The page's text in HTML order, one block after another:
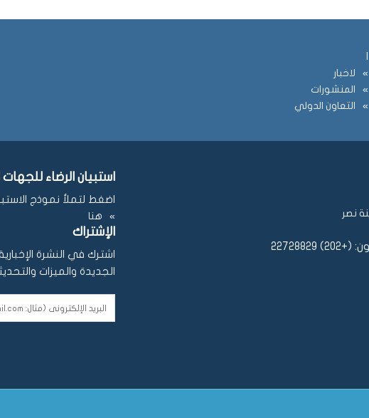
لاخبار
المنشورات
التعاون الدولي
استبيان الرضاء
اضغط لتملأ نموذج
هنا
الإشتراك
اشترك في النشرة
الجديدة والميزات